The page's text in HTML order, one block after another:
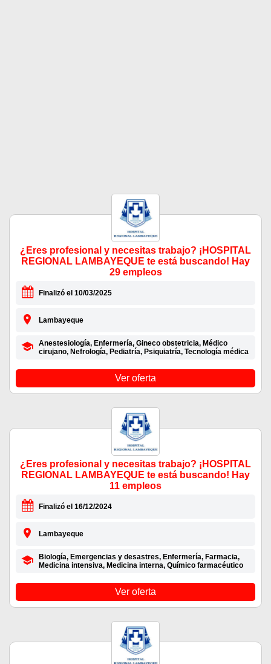
¿Eres profesional y necesitas trabajo? ¡HOSPITAL
REGIONAL LAMBAYEQUE te está buscando! Hay
29 empleos
Finalizó el 10/03/2025
Lambayeque
Anestesiología, Enfermería, Gineco obstetricia, Médico
cirujano, Nefrología, Pediatría, Psiquiatría, Tecnología médica
Ver oferta
¿Eres profesional y necesitas trabajo? ¡HOSPITAL
REGIONAL LAMBAYEQUE te está buscando! Hay
11 empleos
Finalizó el 16/12/2024
Lambayeque
Biología, Emergencias y desastres, Enfermería, Farmacia,
Medicina intensiva, Medicina interna, Químico farmacéutico
Ver oferta